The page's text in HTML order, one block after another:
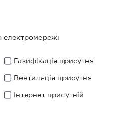
електромережі
Газифікація присутня
Вентиляція присутня
Інтернет присутній